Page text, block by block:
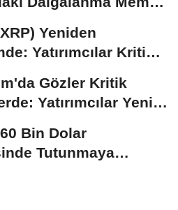
Yeniden
Yatırımcılar Kritik
Gözler Kritik
Yatırımcılar Yeni
Bin Dolar
Tutunmaya